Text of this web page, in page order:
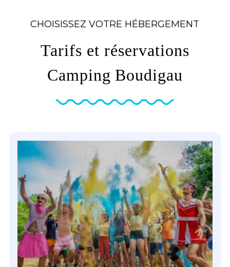
CHOISISSEZ VOTRE HÉBERGEMENT
Tarifs et réservations
Camping Boudigau